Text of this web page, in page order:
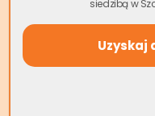
się w sposób
swojego prawa do
nieuzasadnione wizyty,
nękanie.
siedzibą w